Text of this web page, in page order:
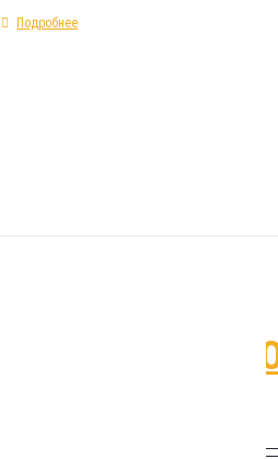
Подробнее
Гидрошпонка